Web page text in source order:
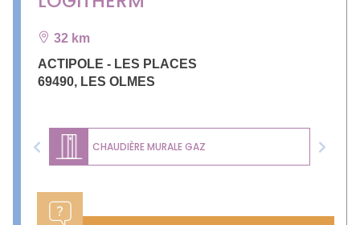
32 km
ACTIPOLE - LES PLACES
69490, LES OLMES
CHAUDIÈRE MURALE GAZ
Previous Next